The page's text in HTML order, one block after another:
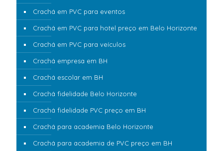
Crachá em PVC para eventos
Crachá em PVC para hotel preço em Belo Horizonte
Crachá em PVC para veículos
Crachá empresa em BH
Crachá escolar em BH
Crachá fidelidade Belo Horizonte
Crachá fidelidade PVC preço em BH
Crachá para academia Belo Horizonte
Crachá para academia de PVC preço em BH